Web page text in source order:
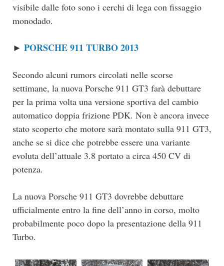
visibile dalle foto sono i cerchi di lega con fissaggio
monodado.
► PORSCHE 911 TURBO 2013
Secondo alcuni rumors circolati nelle scorse
settimane, la nuova Porsche 911 GT3 farà debuttare
per la prima volta una versione sportiva del cambio
automatico doppia frizione PDK. Non è ancora invece
stato scoperto che motore sarà montato sulla 911 GT3,
anche se si dice che potrebbe essere una variante
evoluta dell’attuale 3.8 portato a circa 450 CV di
potenza.
La nuova Porsche 911 GT3 dovrebbe debuttare
ufficialmente entro la fine dell’anno in corso, molto
probabilmente poco dopo la presentazione della 911
Turbo.